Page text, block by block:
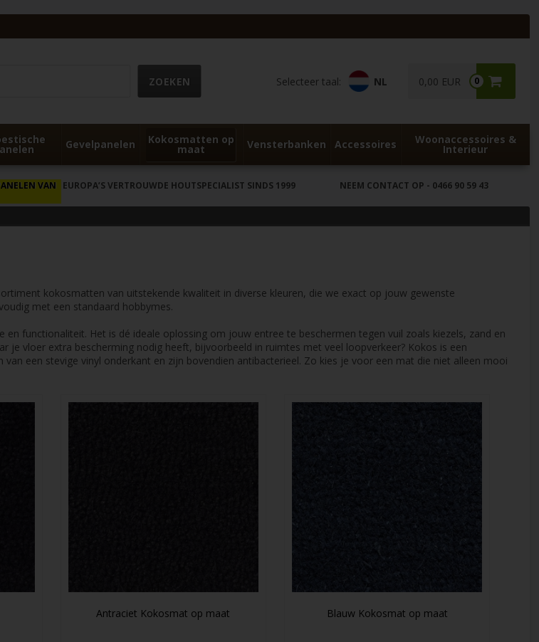
Selecteer taal: NL 0
0,00 EUR
Gevelpanelen Kokosmatten op
maat Vensterbanken Accessoires Woonaccessoires &
Interieur
VAN EUROPA’S VERTROUWDE HOUTSPECIALIST SINDS 1999 NEEM CONTACT OP - 0466 90 59 43
kokosmatten van uitstekende kwaliteit in diverse kleuren, die we exact op jouw gewenste
met een standaard hobbymes.
functionaliteit. Het is dé ideale oplossing om jouw entree te beschermen tegen vuil zoals kiezels, zand en
vloer extra bescherming nodig heeft, bijvoorbeeld in ruimtes met veel loopverkeer? Kokos is een
een stevige vinyl onderkant en zijn bovendien antibacterieel. Zo kies je voor een mat die niet alleen mooi
Antraciet Kokosmat op maat Blauw Kokosmat op maat